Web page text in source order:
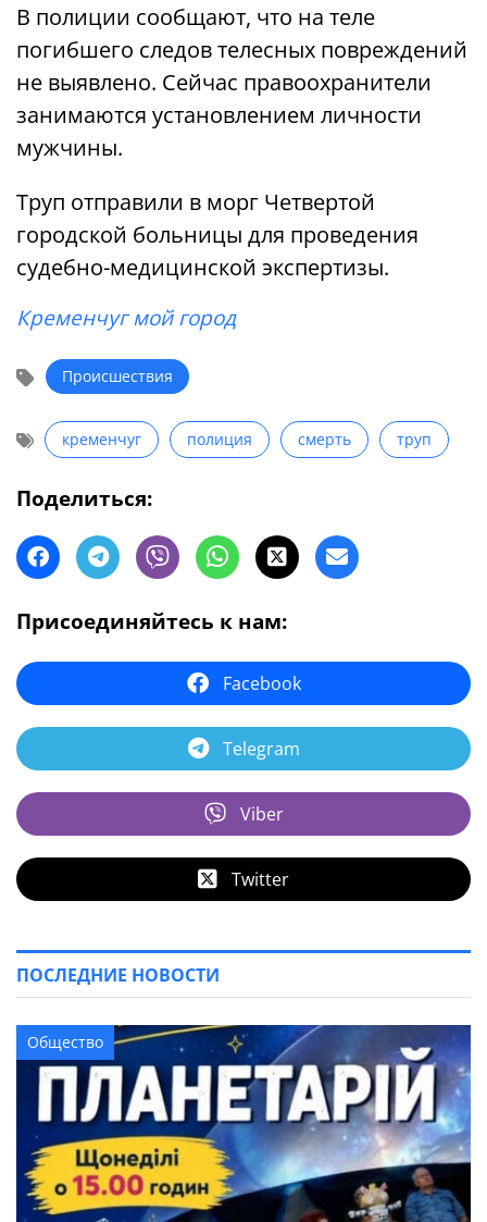
В полиции сообщают, что на теле
погибшего следов телесных повреждений
не выявлено. Сейчас правоохранители
занимаются установлением личности
мужчины.
Труп отправили в морг Четвертой
городской больницы для проведения
судебно-медицинской экспертизы.
Кременчуг мой город
Происшествия
кременчуг полиция смерть труп
Поделиться:
Присоединяйтесь к нам:
Facebook
Telegram
Viber
Twitter
ПОСЛЕДНИЕ НОВОСТИ
Общество